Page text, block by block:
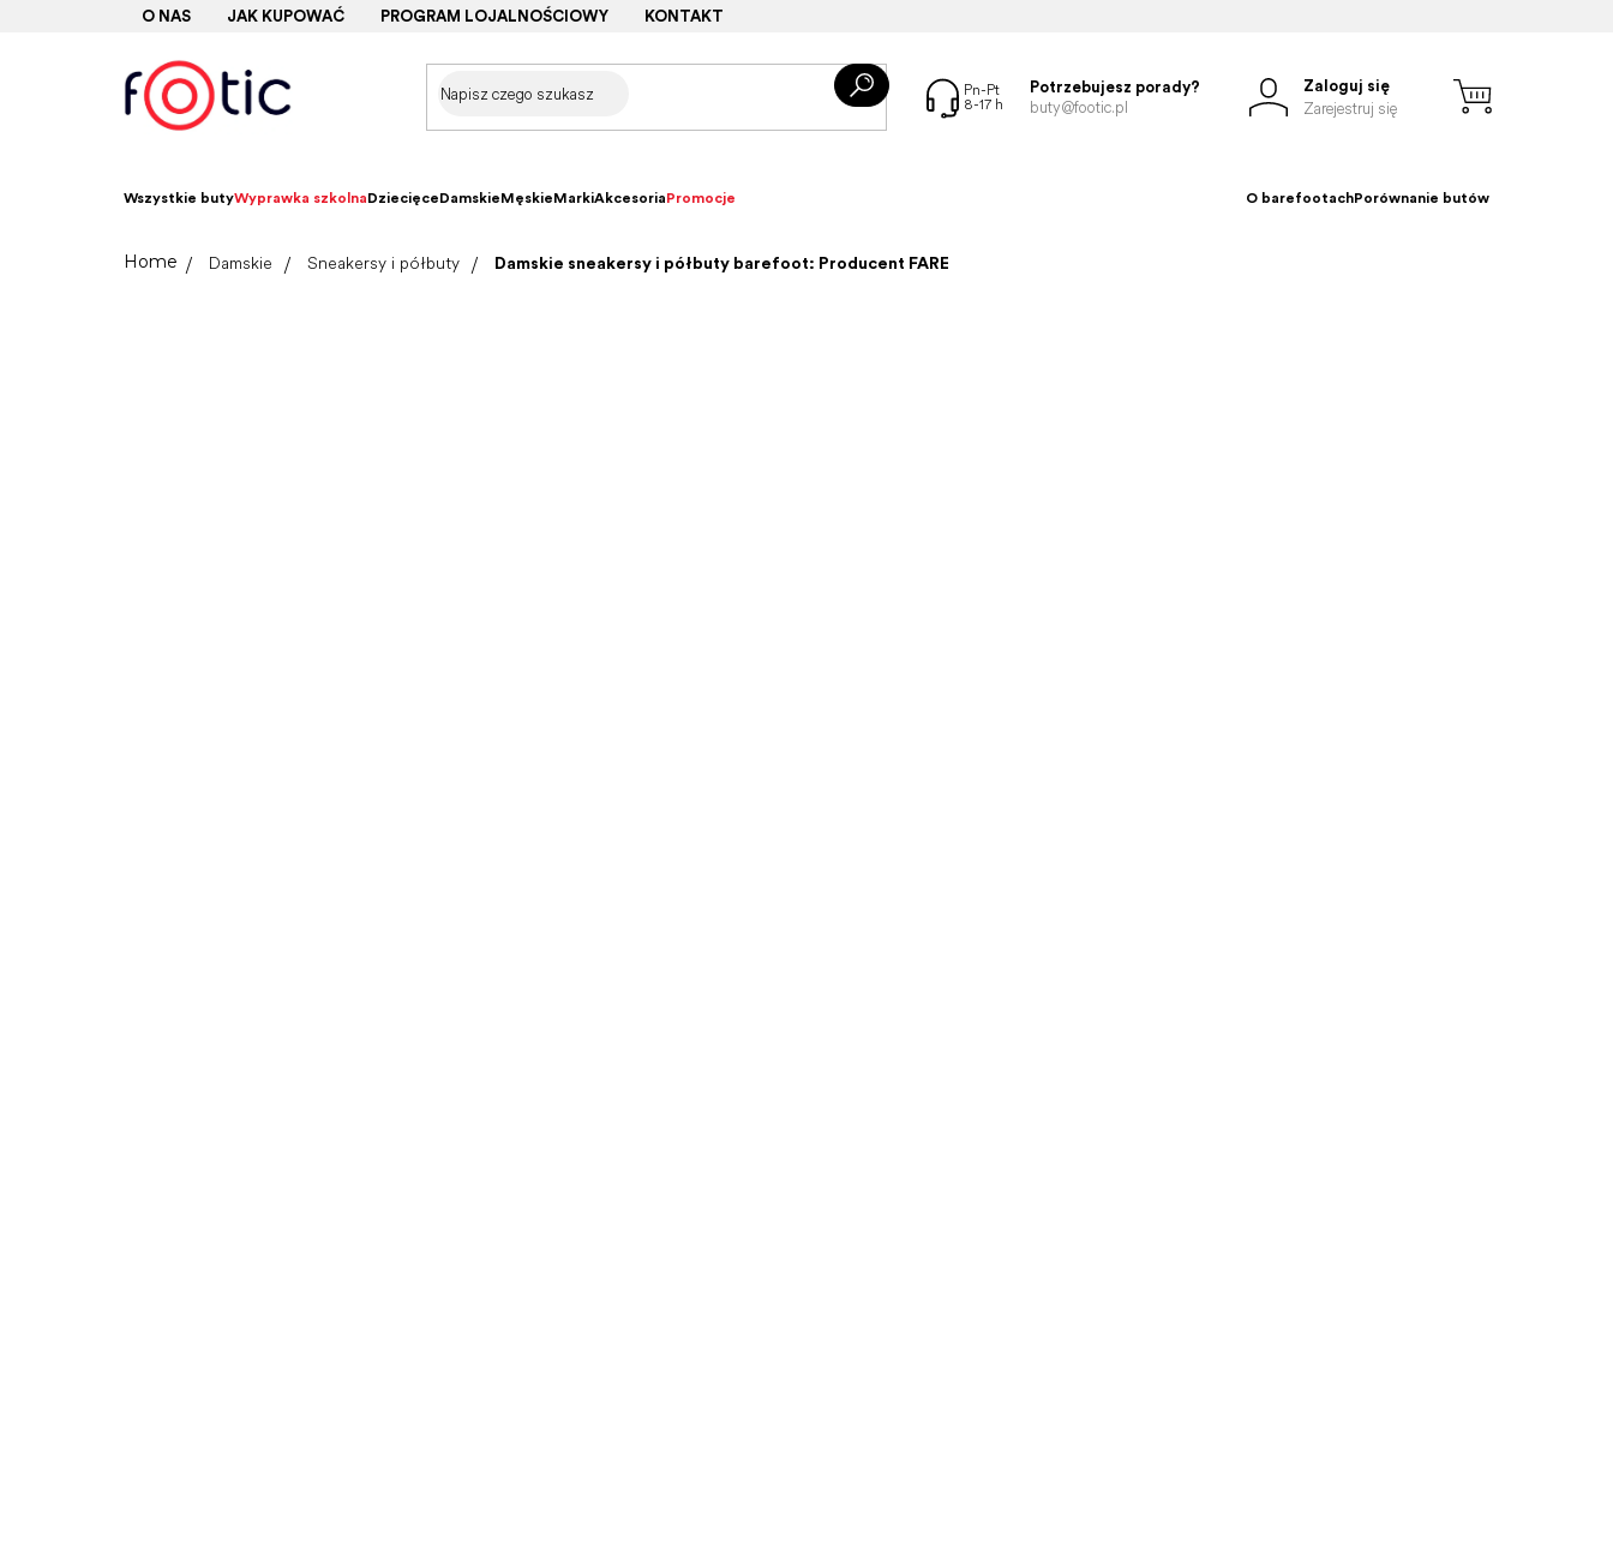
O NAS JAK KUPOWAĆ PROGRAM LOJALNOŚCIOWY KONTAKT
Potrzebujesz porady?
buty@footic.pl
Zaloguj się
Zarejestruj się
Wszystkie butyWyprawka szkolnaDziecięceDamskieMęskieMarkiAkcesoriaPromocje O barefootachPorównanie butów
HomeDamskie Sneakersy i półbuty Damskie sneakersy i półbuty barefoot: Producent FARE